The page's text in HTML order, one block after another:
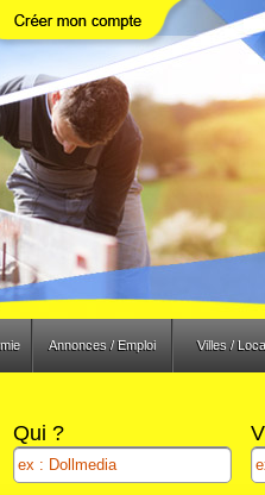
Annonces / Emploi Villes /
Qui ?